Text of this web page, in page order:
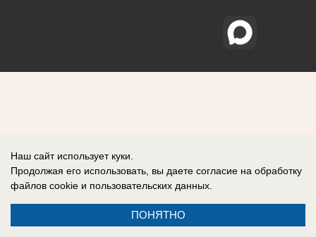
Наш сайт использует куки.
Продолжая его использовать, вы даете согласие на обработку
файлов cookie и пользовательских данных.
ПОНЯТНО